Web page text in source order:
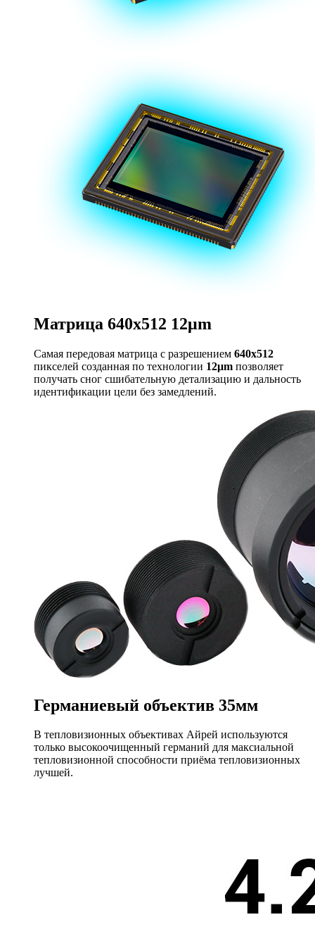
Матрица 640x512 12μm
Самая передовая матрица с разрешением 640x512
пикселей созданная по технологии 12μm позволяет
получать сног сшибательную детализацию и дальность
идентификации цели без замедлений.
Германиевый объектив 35мм
В тепловизионных объективах Айрей используются
только высокоочищенный германий для максиальной
тепловизионной способности приёма тепловизионных
лучшей.